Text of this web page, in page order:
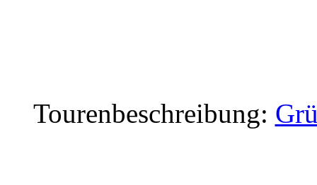
Tourenbeschreibung: